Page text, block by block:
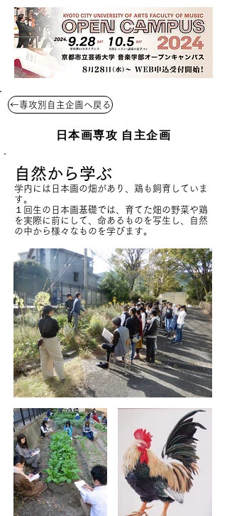
←専攻別自主企画へ戻る
日本画専攻 自主企画
自然から学ぶ
学内には日本画の畑があり、鶏も飼育していま
す。
１回生の日本画基礎では、育てた畑の野菜や鶏
を実際に前にして、命あるものを写生し、自然
の中から様々なものを学びます。